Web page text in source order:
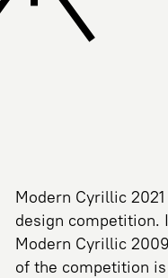
Modern Cyrillic
design competition.
Modern Cyrillic
of the competition